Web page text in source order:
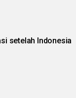
setelah Indonesia